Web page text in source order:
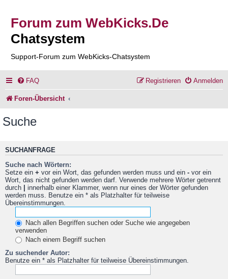
Forum zum WebKicks.De
Chatsystem
Support-Forum zum WebKicks-Chatsystem
FAQ Anmelden
Registrieren
Foren-Übersicht
Suche
SUCHANFRAGE
Suche nach Wörtern:
Setze ein + vor ein Wort, das gefunden werden muss und ein - vor ein
Wort, das nicht gefunden werden darf. Verwende mehrere Wörter getrennt
durch | innerhalb einer Klammer, wenn nur eines der Wörter gefunden
werden muss. Benutze ein * als Platzhalter für teilweise
Übereinstimmungen.
Nach allen Begriffen suchen oder Suche wie angegeben
verwenden
Nach einem Begriff suchen
Zu suchender Autor:
Benutze ein * als Platzhalter für teilweise Übereinstimmungen.